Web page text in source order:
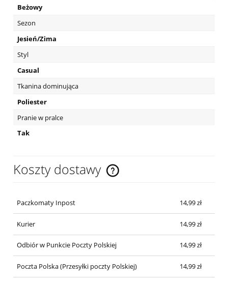
Beżowy
Sezon
Jesień/Zima
Styl
Casual
Tkanina dominująca
Poliester
Pranie w pralce
Tak
Koszty dostawy
Cena nie zawiera ewentualnych kosztów płatności
Paczkomaty Inpost 14,99 zł
Kurier 14,99 zł
Odbiór w Punkcie Poczty Polskiej 14,99 zł
Poczta Polska(Przesyłki poczty Polskiej) 14,99 zł